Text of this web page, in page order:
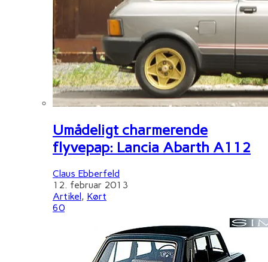
Umådeligt charmerende
flyvepap: Lancia Abarth A112
Claus Ebberfeld
12. februar 2013
Artikel, Kørt
60